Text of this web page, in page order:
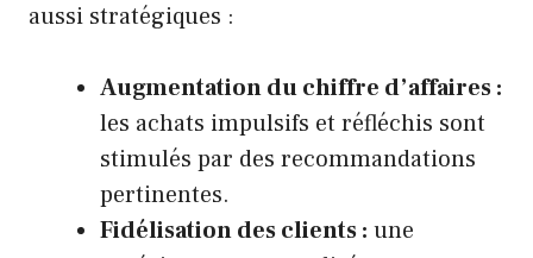
aussi stratégiques :
Augmentation du chiffre d’affaires :
les achats impulsifs et réfléchis sont
stimulés par des recommandations
pertinentes.
Fidélisation des clients : une